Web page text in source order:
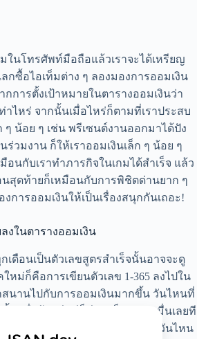
มในโทรศัพท์มือถือแล้วเราจะได้เหรียญ
กซื้อไอเท็มต่าง ๆ ลองมองการออมเงิน
กการตั้งเป้าหมายในตารางออมเงินว่า
าไหร่ จากนั้นเมื่อไหร่ก็ตามที่เราประสบ
ๆ น้อย ๆ เช่น พรีเซนต์งานออกมาได้ปัง
วมงาน ก็ให้เราออมเงินเล็ก ๆ น้อย ๆ
อนกับเราทำภารกิจในเกมได้สำเร็จ แล้ว
นสุดท้ายก็เหมือนกับการพิชิตด่านยาก ๆ
การออมเงินให้เป็นเรื่องสนุกกันเถอะ!
งในตารางออมเงิน
ดือนเป็นตัวเลขสูตรสำเร็จนั้นอาจจะดู
หม่ก็คือการเขียนตัวเลข 1-365 ลงไปใน
สนานไปกับการออมเงินมากขึ้น วันไหนที่
น เมื่อรู้ตัวอีกทีก็มีเงินเป็นหลักหมื่นเลยที
มเป็น 2 บาท หรือ 11 บาท ก็ยังได้ วันไหน